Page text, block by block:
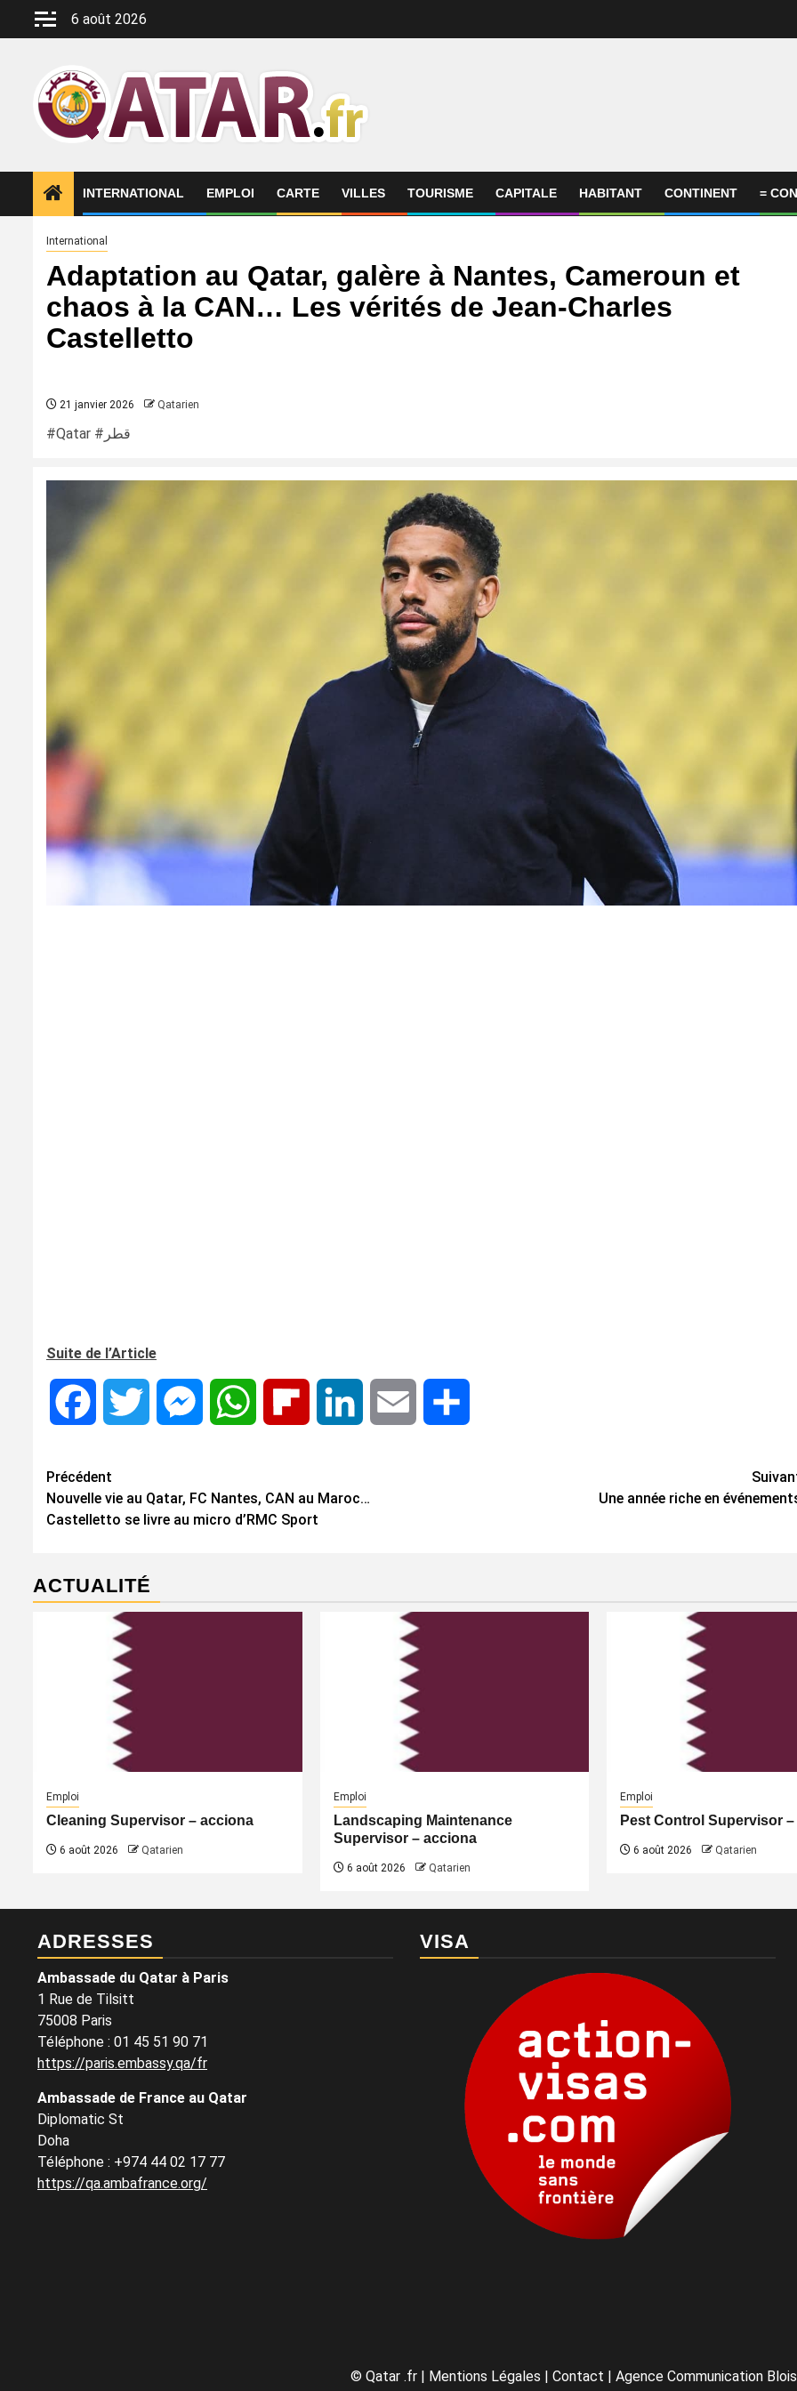
6 août 2026
INTERNATIONAL EMPLOI CARTE VILLES TOURISME CAPITALE HABITANT CONTINENT =
International
Adaptation au Qatar, galère à Nantes, Cameroun et
chaos à la CAN… Les vérités de Jean-Charles
Castelletto
21 janvier 2026 Qatarien
#Qatar #قطر
Suite de l’Article
Facebook Twitter MessengerWhatsApp Flipboard LinkedIn Email
Navigation
d’article
Précédent
Nouvelle vie au Qatar, FC Nantes, CAN au Maroc…
Castelletto se livre au micro d’RMC Sport
Une année riche en
ACTUALITÉ
Emploi
Cleaning Supervisor – acciona
6 août 2026 Qatarien
Emploi
Landscaping Maintenance
Supervisor – acciona
6 août 2026 Qatarien
Emploi
Pest Control Supervisor
6 août 2026 Qatarien
ADRESSES
Ambassade du Qatar à Paris
1 Rue de Tilsitt
75008 Paris
Téléphone : 01 45 51 90 71
https://paris.embassy.qa/fr
Ambassade de France au Qatar
Diplomatic St
Doha
Téléphone : +974 44 02 17 77
https://qa.ambafrance.org/
VISA
© Qatar .fr Mentions Légales Contact Agence Communication Blois